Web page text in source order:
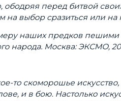
перед битвой
выбор сразиться или
наших предков пешими
народа. Москва: ЭКСМО,
то скоморошье
и в бою. Настолько